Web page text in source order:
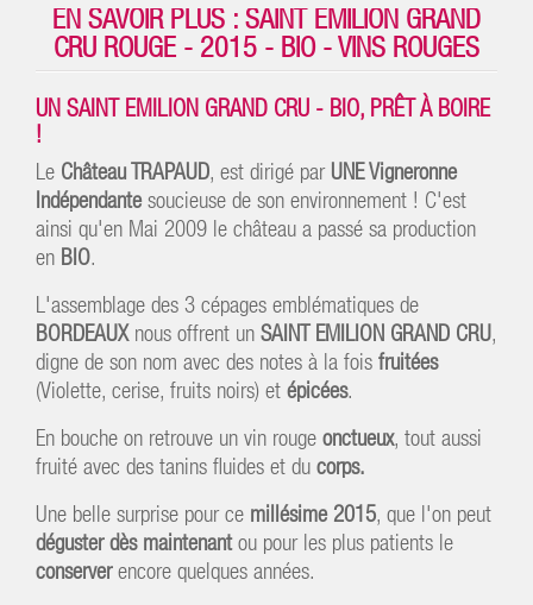
EN SAVOIR PLUS : SAINT EMILION GRAND
CRU ROUGE - 2015 - BIO - VINS ROUGES
UN SAINT EMILION GRAND CRU - BIO, PRÊT À BOIRE
!
Le Château TRAPAUD, est dirigé par UNE Vigneronne
Indépendantesoucieuse de son environnement ! C'est
ainsi qu'en Mai 2009 le château a passé sa production
en BIO.
L'assemblage des 3 cépages emblématiques de
BORDEAUXnous offrent un SAINT EMILION GRAND CRU,
digne de son nom avec des notes à la fois fruitées
(Violette, cerise, fruits noirs) et épicées.
En bouche on retrouve un vin rouge onctueux, tout aussi
fruité avec des tanins fluides et du corps.
Une belle surprise pour ce millésime 2015, que l'on peut
déguster dès maintenantou pour les plus patients le
conserverencore quelques années.